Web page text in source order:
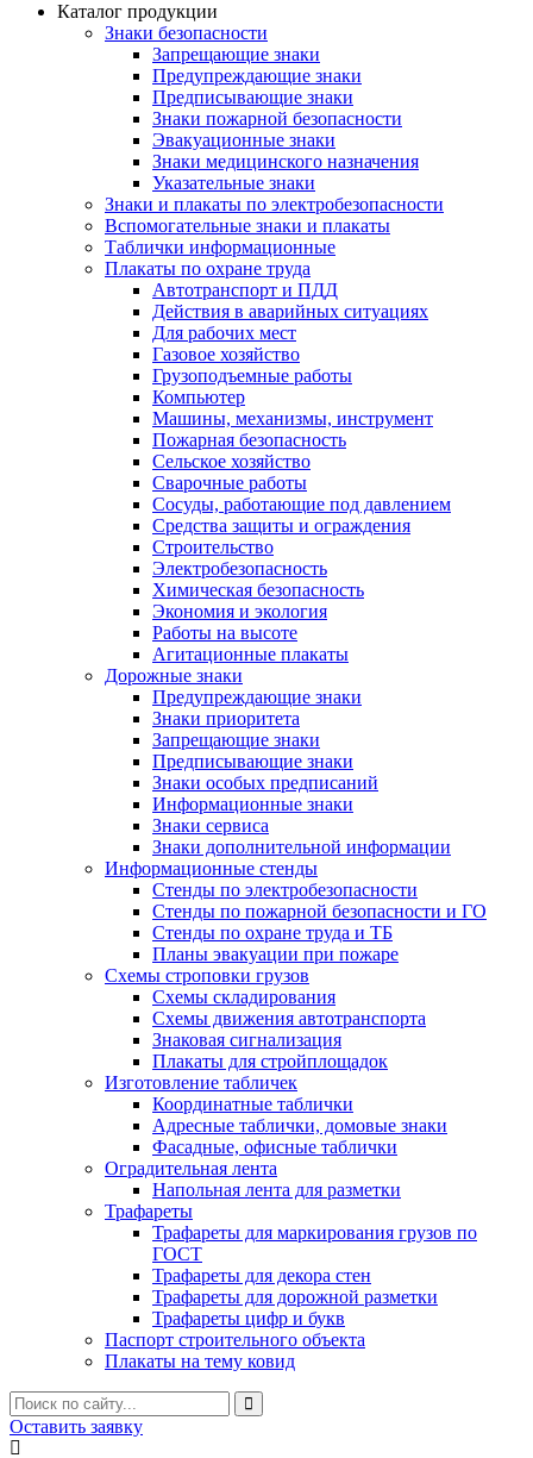
Каталог продукции
Знаки безопасности
Запрещающие знаки
Предупреждающие знаки
Предписывающие знаки
Знаки пожарной безопасности
Эвакуационные знаки
Знаки медицинского назначения
Указательные знаки
Знаки и плакаты по электробезопасности
Вспомогательные знаки и плакаты
Таблички информационные
Плакаты по охране труда
Автотранспорт и ПДД
Действия в аварийных ситуациях
Для рабочих мест
Газовое хозяйство
Грузоподъемные работы
Компьютер
Машины, механизмы, инструмент
Пожарная безопасность
Сельское хозяйство
Сварочные работы
Сосуды, работающие под давлением
Средства защиты и ограждения
Строительство
Электробезопасность
Химическая безопасность
Экономия и экология
Работы на высоте
Агитационные плакаты
Дорожные знаки
Предупреждающие знаки
Знаки приоритета
Запрещающие знаки
Предписывающие знаки
Знаки особых предписаний
Информационные знаки
Знаки сервиса
Знаки дополнительной информации
Информационные стенды
Стенды по электробезопасности
Стенды по пожарной безопасности и ГО
Стенды по охране труда и ТБ
Планы эвакуации при пожаре
Схемы строповки грузов
Схемы складирования
Схемы движения автотранспорта
Знаковая сигнализация
Плакаты для стройплощадок
Изготовление табличек
Координатные таблички
Адресные таблички, домовые знаки
Фасадные, офисные таблички
Оградительная лента
Напольная лента для разметки
Трафареты
Трафареты для маркирования грузов по
ГОСТ
Трафареты для декора стен
Трафареты для дорожной разметки
Трафареты цифр и букв
Паспорт строительного объекта
Плакаты на тему ковид
Оставить заявку